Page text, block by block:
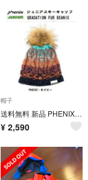
帽子
送料無料 新品 PHENIX フェニックス ジュニア ニット帽 ネイビー
¥ 2,590